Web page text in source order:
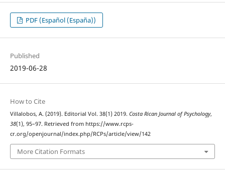
PDF (Español (España))
Published
2019-06-28
How to Cite
Villalobos, A. (2019). Editorial Vol. 38(1) 2019. Costa Rican Journal of Psychology,
38(1), 95–97. Retrieved from https://www.rcps-
cr.org/openjournal/index.php/RCPs/article/view/142
More Citation Formats